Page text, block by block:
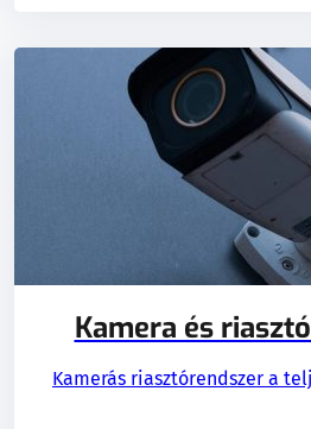
Kamera és
Kamerás riasztórendszer a